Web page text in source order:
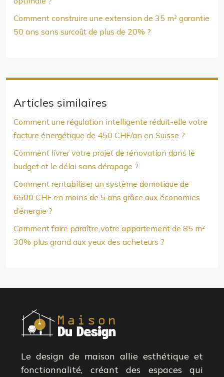
Comment construire une extension de 35 m² garantie
50 ans sans surcoût de plus de 20% ?
Articles similaires
Comment une régulation intelligente réduit-elle votre
facture énergétique de 450 CHF/an en Suisse ?
Comment livrer votre projet de rénovation dans le
budget et le délai sans dérapage ?
Comment rentabiliser un système domotique de
6500 CHF en moins de 5 ans grâce aux économies
d’énergie ?
Comment faire paraître votre appartement de 85 m²
30% plus grand aux yeux des acheteurs ?
Le design de maison allie esthétique et
fonctionnalité, créant des espaces qui